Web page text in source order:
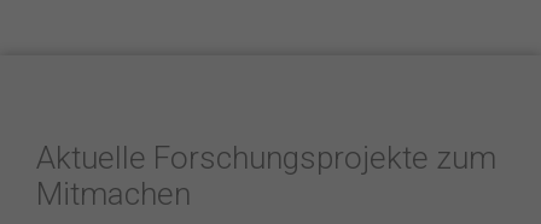
Aktuelle Forschungsprojekte zum
Mitmachen